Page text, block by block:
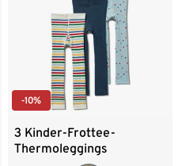
-10%
3 Kinder-Frottee-
Thermoleggings